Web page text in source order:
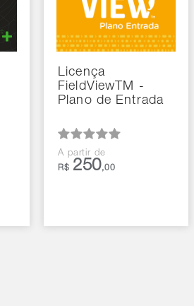
Licença
FieldViewTM -
Plano de Entrada
A partir de
R$ 250,00